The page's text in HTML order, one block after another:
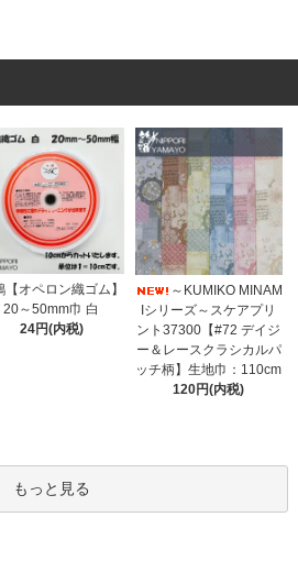
【オペロン織ゴム】
20～50mm巾 白
24円(内税)
～KUMIKO MINAM
Iシリーズ～スケアプリ
ント37300【#72 デイジ
ー＆レースクラシカルパ
ッチ柄】生地巾：110cm
120円(内税)
もっと見る